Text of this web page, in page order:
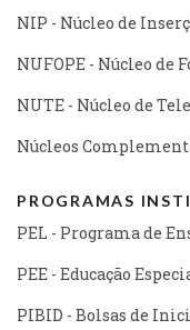
NIP - Núcleo de
NUFOPE - Núcleo de
NUTE - Núcleo de
Núcleos
PROGRAMAS
PEL - Programa de
PEE - Educação
PIBID - Bolsas de